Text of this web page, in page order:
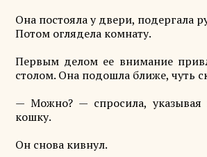
Она постояла у двери, подергала
Потом оглядела комнату.
Первым делом ее внимание
столом. Она подошла ближе, чуть
— Можно? — спросила,
кошку.
Он снова кивнул.